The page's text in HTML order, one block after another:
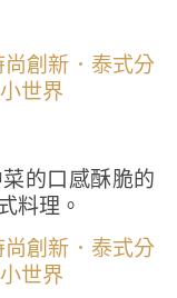
的口感酥脆的
料理。